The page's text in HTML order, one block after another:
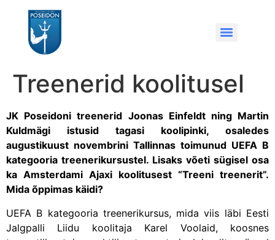
Treenerid koolitusel
JK Poseidoni treenerid Joonas Einfeldt ning Martin
Kuldmägi istusid tagasi koolipinki, osaledes
augustikuust novembrini Tallinnas toimunud UEFA B
kategooria treenerikursustel. Lisaks võeti sügisel osa
ka Amsterdami Ajaxi koolitusest “Treeni treenerit”.
Mida õppimas käidi?
UEFA B kategooria treenerikursus, mida viis läbi Eesti
Jalgpalli Liidu koolitaja Karel Voolaid, koosnes